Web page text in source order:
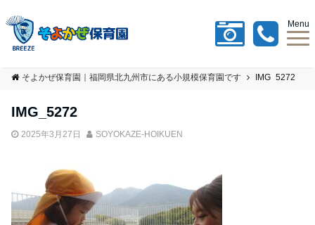
Menu
そよかぜ保育園｜福岡県北九州市にある小規模保育園です IMG_5272
IMG_5272
2025年3月27日 SOYOKAZE-HOIKUEN